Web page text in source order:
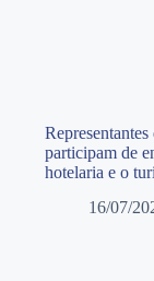
participam de
hotelaria e o
16/07/